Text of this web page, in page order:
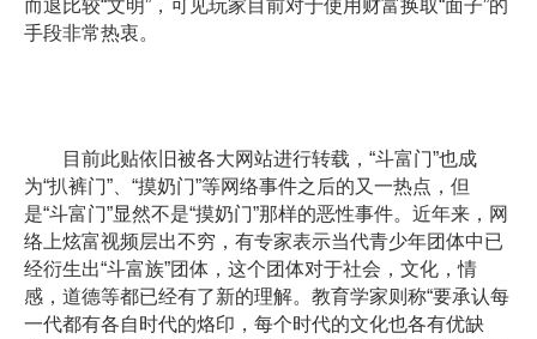
而退比较“文明”，可见玩家目前对于使用财富换取“面子”的
手段非常热衷。
目前此贴依旧被各大网站进行转载，“斗富门”也成
为“扒裤门”、“摸奶门”等网络事件之后的又一热点，但
是“斗富门”显然不是“摸奶门”那样的恶性事件。近年来，网
络上炫富视频层出不穷，有专家表示当代青少年团体中已
经衍生出“斗富族”团体，这个团体对于社会，文化，情
感，道德等都已经有了新的理解。教育学家则称“要承认每
一代都有各自时代的烙印，每个时代的文化也各有优缺